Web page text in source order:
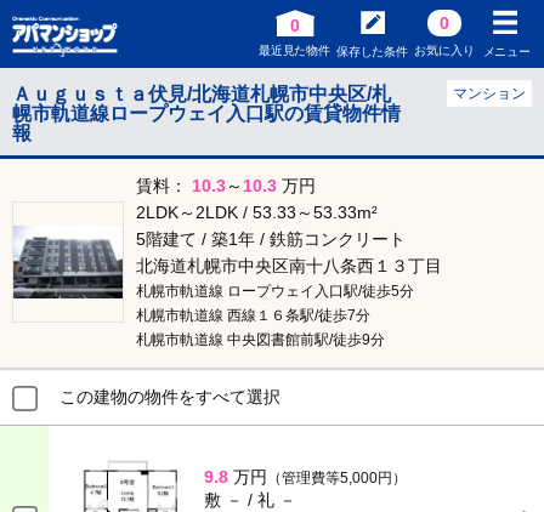
0
最近見た物件 保存した条件
0
お気に入り メニュー
Ａｕｇｕｓｔａ伏見/北海道札幌市中央区/札
幌市軌道線ロープウェイ入口駅の賃貸物件情
報
マンション
賃料： 10.3～ 10.3 万円
2LDK～2LDK / 53.33～53.33m²
5階建て / 築1年 / 鉄筋コンクリート
北海道札幌市中央区南十八条西１３丁目
札幌市軌道線 ロープウェイ入口駅/徒歩5分
札幌市軌道線 西線１６条駅/徒歩7分
札幌市軌道線 中央図書館前駅/徒歩9分
この建物の物件をすべて選択
9.8 万円 （管理費等5,000円）
敷 － / 礼 －